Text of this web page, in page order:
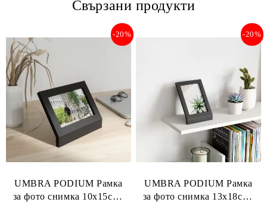
Свързани продукти
UMBRA PODIUM Рамка
за фото снимка 10х15см.,
-20%
UMBRA PODIUM Рамка
за фото снимка 13х18см.,
-20%